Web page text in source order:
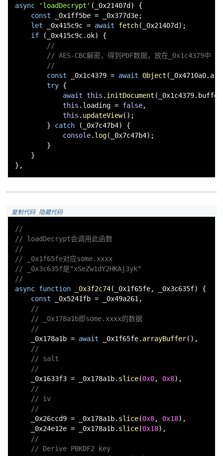
async
'loadDecrypt' (_0x21407d) {
const _0x1ff5be = _0x377d3e;
let _0x415c9c = await fetch(_0x21407d);
if (_0x415c9c. ok) {
//
// AES-CBC解密，得到PDF数据，放在_0x1c4379中
//
const _0x1c4379 = await Object (_0x4710a0. a
try {
await this . initDocument (_0x1c4379. buffer
this . loading = false,
this . updateView();
} catch (_0x7c47b4) {
console. log(_0x7c47b4);
}
}
},
复制代码 隐藏代码
//
// loadDecrypt会调用此函数
//
// _0x1f65fe对应some.xxxx
// _0x3c635f是"xSeZw1dY2HKAj3yk"
//
async function _0x3f2c74( _0x1f65fe, _0x3c635f) {
const _0x5241fb = _0x49a261,
//
// _0x178a1b即some.xxxx的数据
//
_0x178a1b = await _0x1f65fe. arrayBuffer(),
//
// salt
//
_0x1633f3 = _0x178a1b. slice(0x0, 0x8),
//
// iv
//
_0x26ccd9 = _0x178a1b. slice(0x8, 0x18),
_0x24e12e = _0x178a1b. slice(0x18),
//
// Derive PBKDF2 key